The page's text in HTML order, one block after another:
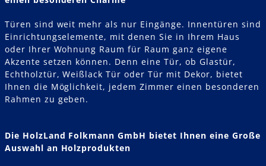
Türen sind weit mehr als nur Eingänge. Innentüren sind
Einrichtungselemente, mit denen Sie in Ihrem Haus
oder Ihrer Wohnung Raum für Raum ganz eigene
Akzente setzen können. Denn eine Tür, ob Glastür,
Echtholztür, Weißlack Tür oder Tür mit Dekor, bietet
Ihnen die Möglichkeit, jedem Zimmer einen besonderen
Rahmen zu geben.
Die HolzLand Folkmann GmbH bietet Ihnen eine Große
Auswahl an Holzprodukten